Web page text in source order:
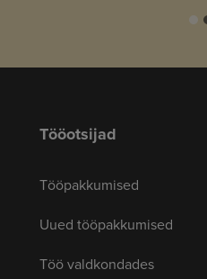
Tööotsijad
Tööpakkumised
Uued tööpakkumised
Töö valdkondades